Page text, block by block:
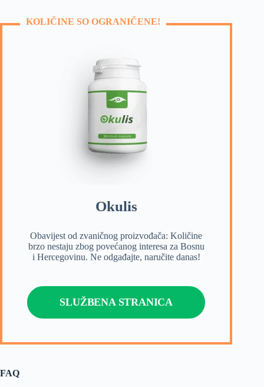
KOLIČINE SO OGRANIČENE!
Okulis
Obavijest od zvaničnog proizvođača: Količine
brzo nestaju zbog povećanog interesa za Bosnu
i Hercegovinu. Ne odgađajte, naručite danas!
SLUŽBENA STRANICA
FAQ